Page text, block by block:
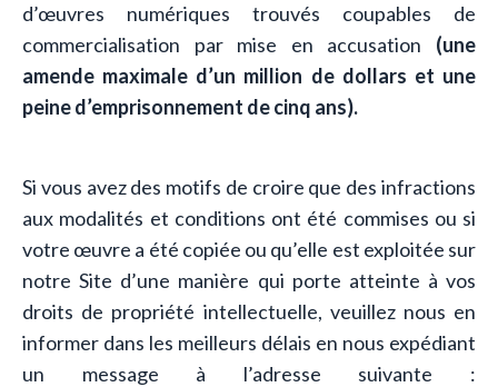
d’œuvres numériques trouvés coupables de
commercialisation par mise en accusation (une
amende maximale d’un million de dollars et une
peine d’emprisonnement de cinq ans).
Si vous avez des motifs de croire que des infractions
aux modalités et conditions ont été commises ou si
votre œuvre a été copiée ou qu’elle est exploitée sur
notre Site d’une manière qui porte atteinte à vos
droits de propriété intellectuelle, veuillez nous en
informer dans les meilleurs délais en nous expédiant
un message à l’adresse suivante :